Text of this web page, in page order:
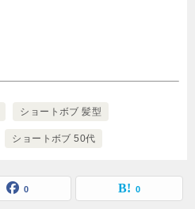
ショートボブ 髪型
ショートボブ 50代
0 0